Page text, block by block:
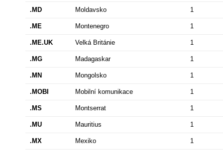
.MD Moldavsko 1
.ME Montenegro 1
.ME.UK Velká Británie 1
.MG Madagaskar 1
.MN Mongolsko 1
.MOBI Mobilní komunikace 1
.MS Montserrat 1
.MU Mauritius 1
.MX Mexiko 1